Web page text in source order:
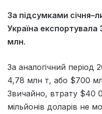
За підсумками
Україна
млн.
За аналогічний період
4,78 млн т, або $700
Звичайно, втрату $40
мільйонів доларів не